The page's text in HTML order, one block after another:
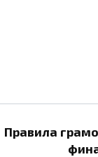
Правила